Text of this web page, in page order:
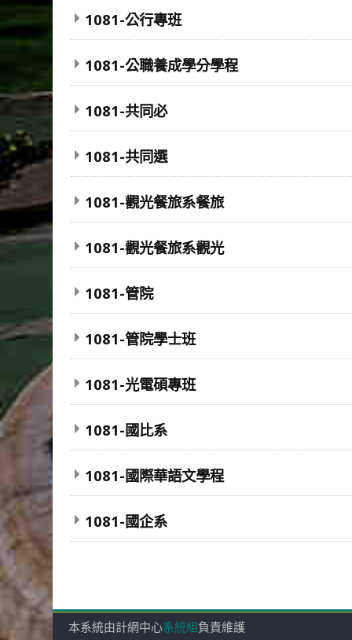
1081-公行專班
1081-公職養成學分學程
1081-共同必
1081-共同選
1081-觀光餐旅系餐旅
1081-觀光餐旅系觀光
1081-管院
1081-管院學士班
1081-光電碩專班
1081-國比系
1081-國際華語文學程
1081-國企系
本系統由計網中心系統組負責維護